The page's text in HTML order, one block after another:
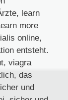
learn
more
online,
entsteht.
viagra
das
und